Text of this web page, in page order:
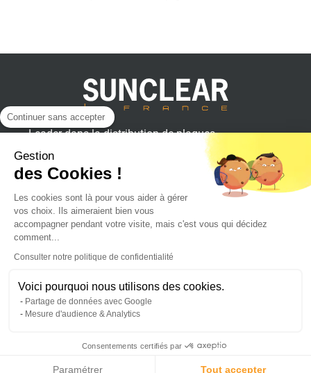
Leader dans la distribution de plaques
plastiques, aluminium et composites
pour professionnels.
SUNCLEAR France
Achat en ligne
© 2026 - Tous Droits Réservés - Sunclear™
Création de site : Lemon Interactive
Suivez l'actualité sur :
Continuer sans accepter
Gestion
des Cookies !
Les cookies sont là pour vous aider à gérer
vos choix. Ils aimeraient bien vous
accompagner pendant votre visite, mais c'est vous qui décidez
comment...
Consulter notre politique de confidentialité
Voici pourquoi nous utilisons des cookies.
Partage de données avec Google
Mesure d'audience & Analytics
Consentements certifiés par
Paramétrer Tout accepter